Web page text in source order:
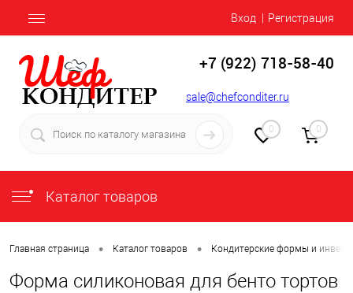
Вход Регистрация
+7 (922) 718-58-40
sale@chefconditer.ru
0 0
Каталог товаров
Главная страница • Каталог товаров • Кондитерские формы и
Форма силиконовая для бенто тортов